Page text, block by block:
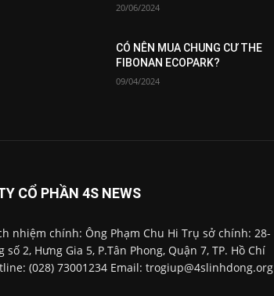
20/06/2024
CÓ NÊN MUA CHUNG CƯ THE
FIBONAN ECOPARK?
09/04/2024
CỔ PHẦN 4S NEWS
nhiệm chính: Ông Phạm Chu Hi Trụ sở chính: 28-
số 2, Hưng Gia 5, P.Tân Phong, Quận 7, TP. Hồ Chí
(028) 73001234 Email: trogiup@4slinhdong.org